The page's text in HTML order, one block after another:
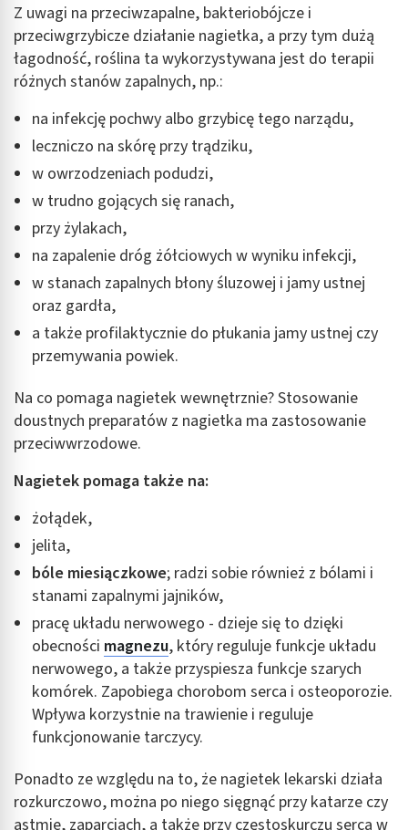
Z uwagi na przeciwzapalne, bakteriobójcze i
przeciwgrzybicze działanie nagietka, a przy tym dużą
łagodność, roślina ta wykorzystywana jest do terapii
różnych stanów zapalnych, np.:
na infekcję pochwy albo grzybicę tego narządu,
leczniczo na skórę przy trądziku,
w owrzodzeniach podudzi,
w trudno gojących się ranach,
przy żylakach,
na zapalenie dróg żółciowych w wyniku infekcji,
w stanach zapalnych błony śluzowej i jamy ustnej
oraz gardła,
a także profilaktycznie do płukania jamy ustnej czy
przemywania powiek.
Na co pomaga nagietek wewnętrznie? Stosowanie
doustnych preparatów z nagietka ma zastosowanie
przeciwwrzodowe.
Nagietek pomaga także na:
żołądek,
jelita,
bóle miesiączkowe; radzi sobie również z bólami i
stanami zapalnymi jajników,
pracę układu nerwowego - dzieje się to dzięki
obecności magnezu, który reguluje funkcje układu
nerwowego, a także przyspiesza funkcje szarych
komórek. Zapobiega chorobom serca i osteoporozie.
Wpływa korzystnie na trawienie i reguluje
funkcjonowanie tarczycy.
Ponadto ze względu na to, że nagietek lekarski działa
rozkurczowo, można po niego sięgnąć przy katarze czy
astmie, zaparciach, a także przy częstoskurczu serca w